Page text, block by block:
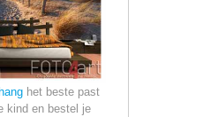
het beste past
kind en bestel je